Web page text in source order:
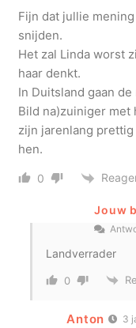
Fijn dat jullie
snijden.
Het zal Linda worst
haar denkt.
In Duitsland gaan
Bild na)zuiniger met
zijn jarenlang
hen.
0
Jouw
Landverrader
0
Anton 3